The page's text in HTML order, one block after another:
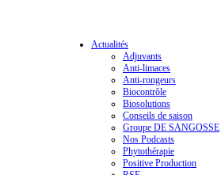
Actualités
Adjuvants
Anti-limaces
Anti-rongeurs
Biocontrôle
Biosolutions
Conseils de saison
Groupe DE SANGOSSE
Nos Podcasts
Phytothérapie
Positive Production